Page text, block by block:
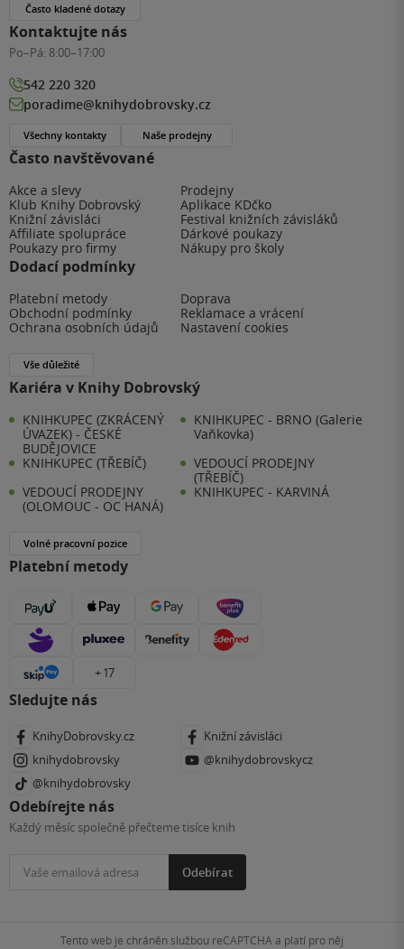
Často navštěvované
Akce a slevy
Prodejny
Klub Knihy Dobrovský
Aplikace KDčko
Knižní závisláci
Festival knižních závisláků
Affiliate spolupráce
Dárkové poukazy
Poukazy pro firmy
Nákupy pro školy
Dodací podmínky
Platební metody
Doprava
Obchodní podmínky
Reklamace a vrácení
Ochrana osobních údajů
Nastavení cookies
Vše důležité
Kariéra v Knihy Dobrovský
KNIHKUPEC (ZKRÁCENÝ
ÚVAZEK) - ČESKÉ
BUDĚJOVICE
KNIHKUPEC - BRNO (Galerie
Vaňkovka)
KNIHKUPEC (TŘEBÍČ)
VEDOUCÍ PRODEJNY
(TŘEBÍČ)
VEDOUCÍ PRODEJNY
(OLOMOUC - OC HANÁ)
KNIHKUPEC - KARVINÁ
Volné pracovní pozice
Platební metody
+ 17
Sledujte nás
KnihyDobrovsky.cz
Knižní závisláci
knihydobrovsky
@knihydobrovskycz
@knihydobrovsky
Odebírejte nás
Každý měsíc společně přečteme tisíce knih
Odebírat
Často kladené dotazy
Kontaktujte nás
Po–Pá: 8:00–17:00
542 220 320
poradime@knihydobrovsky.cz
Všechny kontakty Naše prodejny
Tento web je chráněn službou reCAPTCHA a platí pro něj